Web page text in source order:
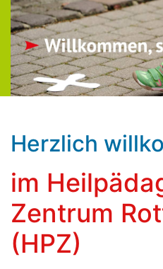
Herzlich
im
Zentrum
(HPZ)